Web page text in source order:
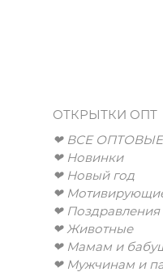
ОТКРЫТКИ ОПТ
❤︎ ВСЕ
❤︎ Новинки
❤︎ Новый год
❤︎
❤︎
❤︎ Животные
❤︎ Мамам и
❤︎ Мужчинам и